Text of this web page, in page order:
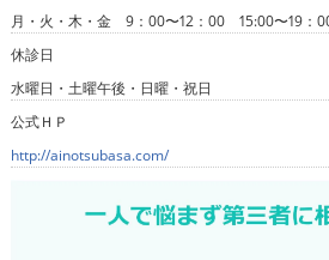
月・火・木・金 9：00〜12：00 15:00〜19：
休診日
水曜日・土曜午後・日曜・祝日
公式ＨＰ
http://ainotsubasa.com/